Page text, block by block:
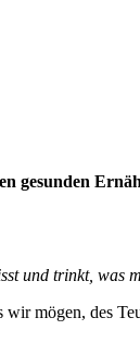
gesunden
und trinkt, was
mögen, des